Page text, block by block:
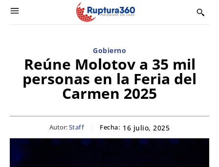
Gobierno
Reúne Molotov a 35 mil
personas en la Feria del
Carmen 2025
Autor:Staff Fecha: 16 julio, 2025